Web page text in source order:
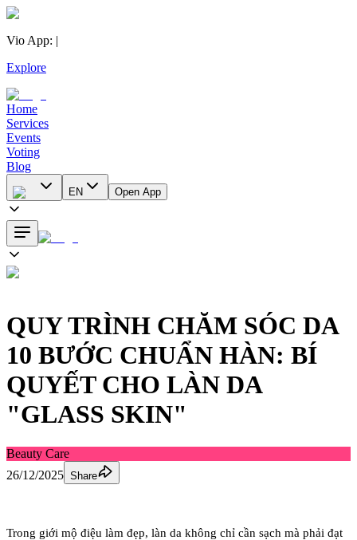
Vio App: |
Explore
Home
Services
Events
Voting
Blog
EN Open App
QUY TRÌNH CHĂM SÓC DA
10 BƯỚC CHUẨN HÀN: BÍ
QUYẾT CHO LÀN DA
"GLASS SKIN"
Beauty Care
26/12/2025 Share
Trong giới mộ điệu làm đẹp, làn da không chỉ cần sạch mà phải đạt